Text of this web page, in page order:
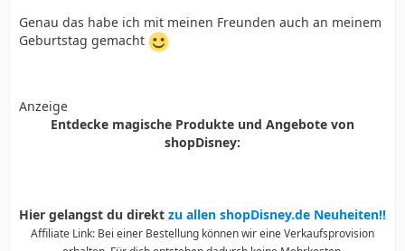
Genau das habe ich mit meinen Freunden auch an meinem
Geburtstag gemacht
Anzeige
Entdecke magische Produkte und Angebote von
shopDisney:
Hier gelangst du direkt zu allen shopDisney.de Neuheiten!!
Affiliate Link: Bei einer Bestellung können wir eine Verkaufsprovision